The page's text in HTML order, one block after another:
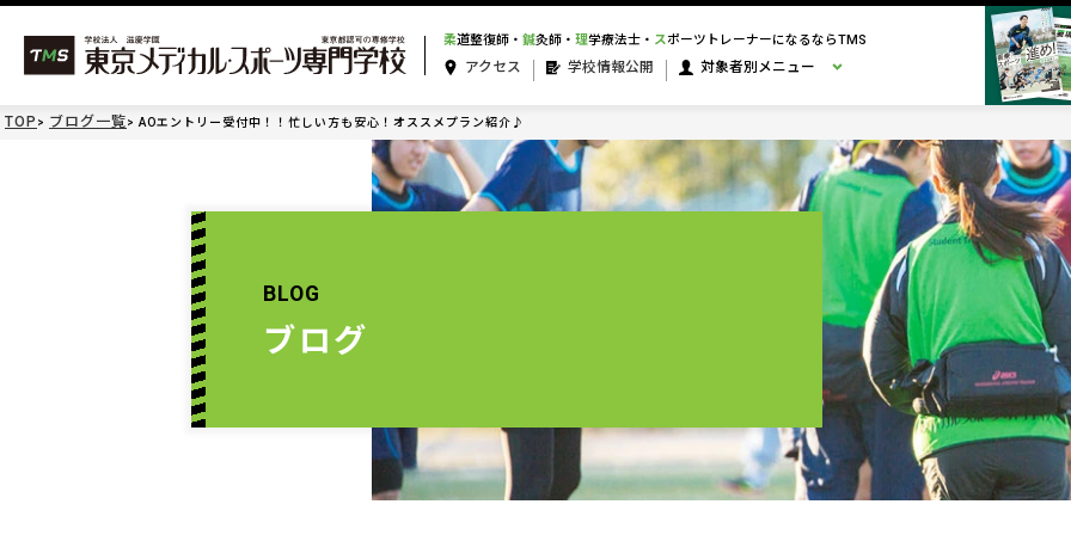
柔道整復師・ 鍼灸師・ 理学療法士・ スポーツトレーナーになるならTMS
アクセス 学校情報公開 対象者別メニュー
TOP ブログ一覧 AOエントリー受付中！！忙しい方も安心！オススメプラン紹介♪
BLOG
ブログ